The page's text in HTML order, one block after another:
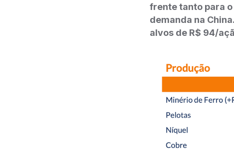
frente tanto para
demanda na
alvos de R$ 94/